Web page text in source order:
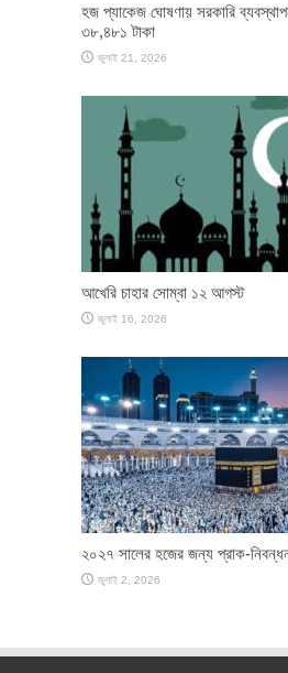
হজ প্যাকেজ ঘোষণায় সরকারি
৩৮,৪৮১ টাকা
জুলাই 21, 2026
আখেরি চাহার সোম্বা ১২ আগস্ট
জুলাই 16, 2026
২০২৭ সালের হজের জন্য প্রাক-
জুলাই 2, 2026